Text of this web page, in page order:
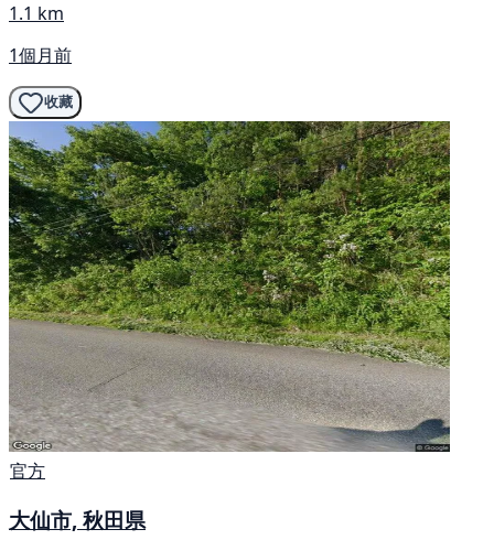
1.1 km
1個月前
收藏
官方
大仙市, 秋田県